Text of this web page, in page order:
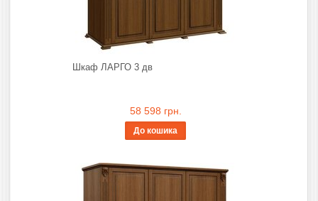
Шкаф ЛАРГО 3 дв
58 598 грн.
До кошика